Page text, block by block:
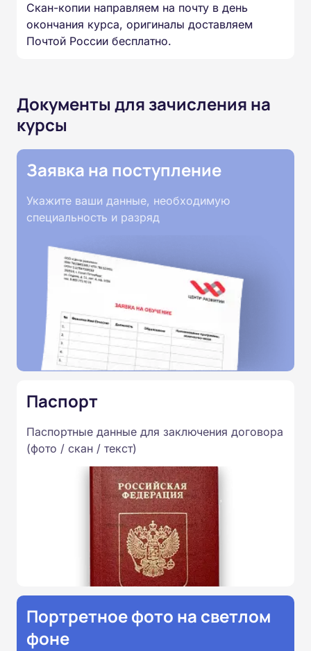
Скан-копии направляем на почту в день
окончания курса, оригиналы доставляем
Почтой России бесплатно.
Документы для зачисления на
курсы
Заявка на поступление
Укажите ваши данные, необходимую
специальность и разряд
Паспорт
Паспортные данные для заключения договора
(фото / скан / текст)
Портретное фото на светлом
фоне